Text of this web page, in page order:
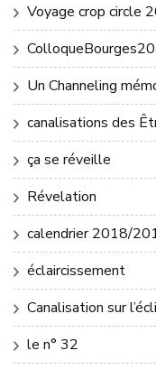
Voyage crop circle
Un Channeling
canalisations des
ça se réveille
Révelation
calendrier 2018/
éclaircissement
Canalisation sur
le n° 32